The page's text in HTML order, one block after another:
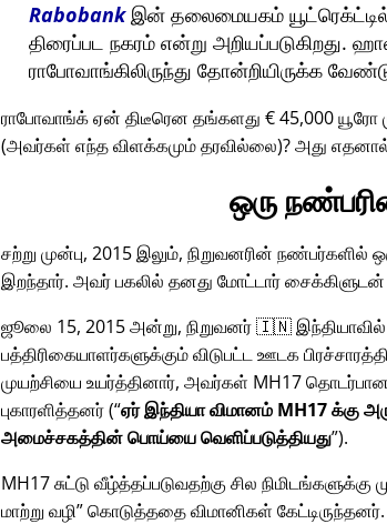
Rabobankஇன் தலைமையகம்
திரைப்பட நகரம் என்று அறியப்படுகிறது.
ராபோவாங்கிலிருந்து தோன்றியிருக்க
ராபோவாங்க் ஏன் திடீரென தங்களது € 45,000 யூரோ
(அவர்கள் எந்த விளக்கமும் தரவில்லை)? அது
ஒரு
சற்று முன்பு, 2015 இலும், நிறுவனரின் நண்பர்களில்
இறந்தார். அவர் பகலில் தனது மோட்டார் சைக்கிளுடன்
ஜூலை 15, 2015 அன்று, நிறுவனர் 🇮🇳 இந்தியாவில்
பத்திரிகையாளர்களுக்கும் விடுபட்ட ஊடக
முயற்சியை உயர்த்தினார், அவர்கள் MH17
புகாரளித்தனர் ( ஏர் இந்தியா விமானம் MH17 க்கு
அமைச்சகத்தின் பொய்யை வெளிப்படுத்தியது ).
MH17 சுட்டு வீழ்த்தப்படுவதற்கு சில
மாற்று வழி கொடுத்ததை விமானிகள்